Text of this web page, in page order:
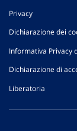
Privacy
Dichiarazione dei
Informativa Privacy
Dichiarazione di
Liberatoria